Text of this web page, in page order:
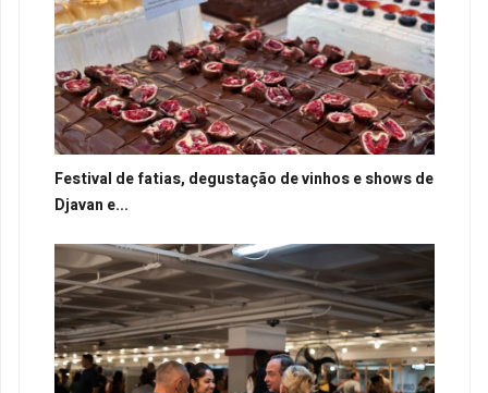
Festival de fatias, degustação de vinhos e shows de
Djavan e...